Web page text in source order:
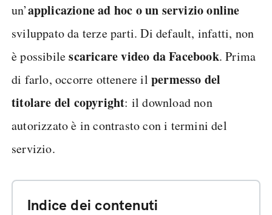
un’applicazione ad hoc o un servizio online
sviluppato da terze parti. Di default, infatti, non
è possibilescaricare video da Facebook. Prima
di farlo, occorre ottenere il permesso del
titolare del copyright: il download non
autorizzato è in contrasto con i termini del
servizio.
Indice dei contenuti